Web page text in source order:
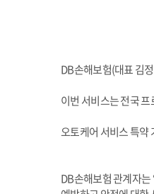
DB손해보험(대표 김
이번 서비스는 전국
오토케어 서비스 특약
DB손해보험 관계자